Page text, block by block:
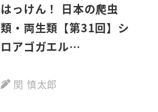
はっけん！ 日本の爬虫
類・両生類【第31回】シ
ロアゴガエル
leucomystax
関 慎太郎